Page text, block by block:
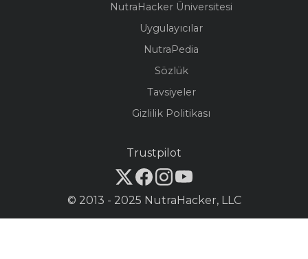
NutraHacker Üniversitesi
Uygulayıcılar
NutraPedia
Sözlük
Tavsiyeler
Gizlilik Politikası
Trustpilot
© 2013 - 2025 NutraHacker, LLC